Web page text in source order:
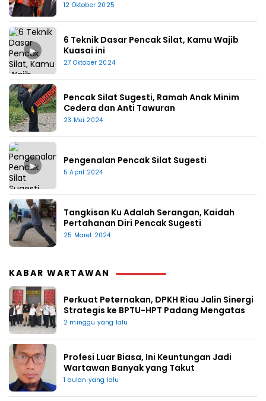
12 Oktober 2025
▶
6 Teknik Dasar Pencak Silat, Kamu Wajib
Kuasai ini
27 Oktober 2024
Pencak Silat Sugesti, Ramah Anak Minim
Cedera dan Anti Tawuran
23 Mei 2024
▶ Pengenalan Pencak Silat Sugesti
5 April 2024
Tangkisan Ku Adalah Serangan, Kaidah
Pertahanan Diri Pencak Sugesti
25 Maret 2024
KABAR WARTAWAN
Perkuat Peternakan, DPKH Riau Jalin Sinergi
Strategis ke BPTU-HPT Padang Mengatas
2 minggu yang lalu
Profesi Luar Biasa, Ini Keuntungan Jadi
Wartawan Banyak yang Takut
1 bulan yang lalu